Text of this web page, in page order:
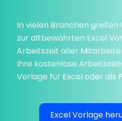
In vielen Branchen
zur altbewährten Excel
Arbeitszeit aller
Ihre kostenlose
Vorlage für Excel oder als
Excel Vorlage